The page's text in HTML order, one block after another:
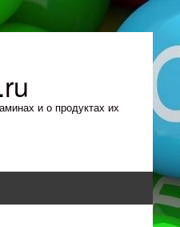
и о продуктах их